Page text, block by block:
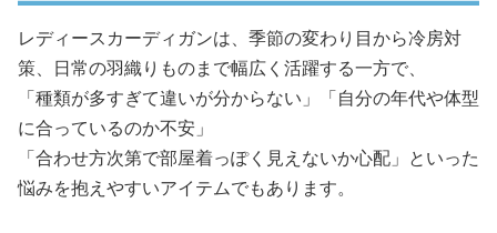
レディースカーディガンは、季節の変わり目から冷房対
策、日常の羽織りものまで幅広く活躍する一方で、
「種類が多すぎて違いが分からない」「自分の年代や体型
に合っているのか不安」
「合わせ方次第で部屋着っぽく見えないか心配」といった
悩みを抱えやすいアイテムでもあります。